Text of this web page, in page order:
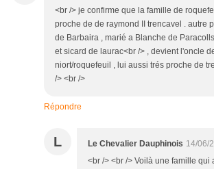
<br /> je confirme que la famille de
proche de de raymond II trencavel . autre
de Barbaira , marié a Blanche de
et sicard de laurac<br /> , devient l'oncle
niort/roquefeuil , lui aussi trés proche de
/> <br />
Répondre
L Le Chevalier Dauphinois 14/06/
<br /> <br /> Voilà une famille qui